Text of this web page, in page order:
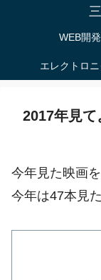
WEB開発
エレクトロニ
2017年見
今年見た映画
今年は47本見